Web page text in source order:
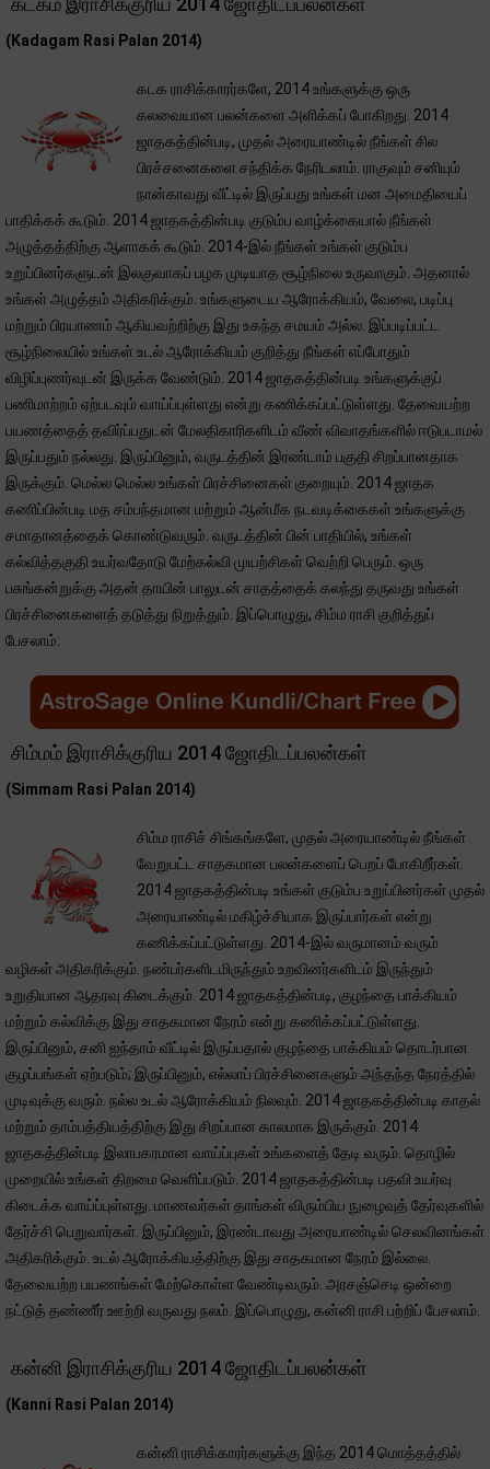
(Kadagam Rasi Palan 2014)
கடக ராசிக்காரர்களே, 2014 உங்களுக்கு ஒரு
கலவையான பலன்களை அளிக்கப் போகிறது. 2014
ஜாதகத்தின்படி, முதல் அரையாண்டில் நீங்கள் சில
பிரச்சனைகளை சந்திக்க நேரிடலாம். ராகுவும் சனியும்
நான்காவது வீட்டில் இருப்பது உங்கள் மன அமைதியைப்
பாதிக்கக் கூடும். 2014 ஜாதகத்தின்படி குடும்ப வாழ்க்கையால் நீங்கள்
அழுத்தத்திற்கு ஆளாகக் கூடும். 2014-இல் நீங்கள் உங்கள் குடும்ப
உறுப்பினர்களுடன் இலகுவாகப் பழக முடியாத சூழ்நிலை உருவாகும். அதனால்
உங்கள் அழுத்தம் அதிகரிக்கும். உங்களுடைய ஆரோக்கியம், வேலை, படிப்பு
மற்றும் பிரயாணம் ஆகியவற்றிற்கு இது உகந்த சமயம் அல்ல. இப்படிப்பட்ட
சூழ்நிலையில் உங்கள் உடல் ஆரோக்கியம் குறித்து நீங்கள் எப்போதும்
விழிப்புணர்வுடன் இருக்க வேண்டும். 2014 ஜாதகத்தின்படி உங்களுக்குப்
பணிமாற்றம் ஏற்படவும் வாய்ப்புள்ளது என்று கணிக்கப்பட்டுள்ளது. தேவையற்ற
பயணத்தைத் தவிர்ப்பதுடன் மேலதிகாரிகளிடம் வீண் விவாதங்களில் ஈடுபடாமல்
இருப்பதும் நல்லது. இருப்பினும், வருடத்தின் இரண்டாம் பகுதி சிறப்பானதாக
இருக்கும். மெல்ல மெல்ல உங்கள் பிரச்சினைகள் குறையும். 2014 ஜாதக
கணிப்பின்படி மத சம்பந்தமான மற்றும் ஆன்மீக நடவடிக்கைகள் உங்களுக்கு
சமாதானத்தைக் கொண்டுவரும். வருடத்தின் பின் பாதியில், உங்கள்
கல்வித்தகுதி உயர்வதோடு மேற்கல்வி முயற்சிகள் வெற்றி பெரும். ஒரு
பசுங்கன்றுக்கு அதன் தாயின் பாலுடன் சாதத்தைக் கலந்து தருவது உங்கள்
பிரச்சினைகளைத் தடுத்து நிறுத்தும். இப்பொழுது, சிம்ம ராசி குறித்துப்
பேசலாம்:
சிம்மம் இராசிக்குரிய 2014 ஜோதிடப்பலன்கள்
(Simmam Rasi Palan 2014)
சிம்ம ராசிச் சிங்கங்களே, முதல் அரையாண்டில் நீங்கள்
வேறுபட்ட சாதகமான பலன்களைப் பெறப் போகிறீர்கள்.
2014 ஜாதகத்தின்படி உங்கள் குடும்ப உறுப்பினர்கள் முதல்
அரையாண்டில் மகிழ்ச்சியாக இருப்பார்கள் என்று
கணிக்கப்பட்டுள்ளது. 2014-இல் வருமானம் வரும்
வழிகள் அதிகரிக்கும். நண்பர்களிடமிருந்தும் உறவினர்களிடம் இருந்தும்
உறுதியான ஆதரவு கிடைக்கும். 2014 ஜாதகத்தின்படி, குழந்தை பாக்கியம்
மற்றும் கல்விக்கு இது சாதகமான நேரம் என்று கணிக்கப்பட்டுள்ளது.
இருப்பினும், சனி ஐந்தாம் வீட்டில் இருப்பதால் குழந்தை பாக்கியம் தொடர்பான
குழப்பங்கள் ஏற்படும்; இருப்பினும், எல்லாப் பிரச்சினைகளும் அந்தந்த நேரத்தில்
முடிவுக்கு வரும். நல்ல உடல் ஆரோக்கியம் நிலவும். 2014 ஜாதகத்தின்படி காதல்
மற்றும் தாம்பத்தியத்திற்கு இது சிறப்பான காலமாக இருக்கும். 2014
ஜாதகத்தின்படி இலாபகரமான வாய்ப்புகள் உங்களைத் தேடி வரும். தொழில்
முறையில் உங்கள் திறமை வெளிப்படும். 2014 ஜாதகத்தின்படி பதவி உயர்வு
கிடைக்க வாய்ப்புள்ளது. மாணவர்கள் தாங்கள் விரும்பிய நுழைவுத் தேர்வுகளில்
தேர்ச்சி பெறுவார்கள். இருப்பினும், இரண்டாவது அரையாண்டில் செலவினங்கள்
அதிகரிக்கும். உடல் ஆரோக்கியத்திற்கு இது சாதகமான நேரம் இல்லை.
தேவையற்ற பயணங்கள் மேற்கொள்ள வேண்டிவரும். அரசஞ்செடி ஒன்றை
நட்டுத் தண்ணீர் ஊற்றி வருவது நலம். இப்பொழுது, கன்னி ராசி பற்றிப் பேசலாம்.
கன்னி இராசிக்குரிய 2014 ஜோதிடப்பலன்கள்
(Kanni Rasi Palan 2014)
கன்னி ராசிக்காரர்களுக்கு இந்த 2014 மொத்தத்தில்